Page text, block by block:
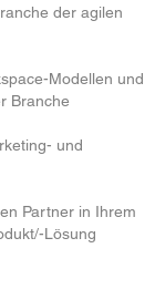
der agilen
Modellen und
Branche
und
Partner in Ihrem
Lösung